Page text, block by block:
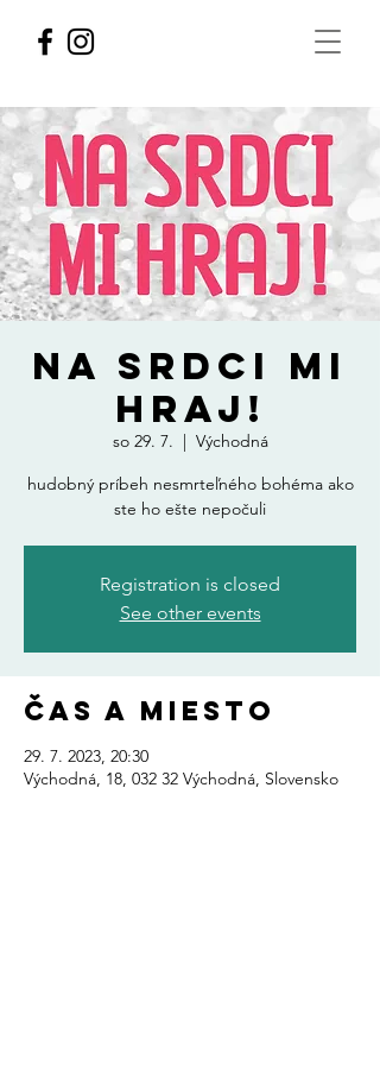
NA SRDCI MI
HRAJ!
so 29. 7.
  |
Východná
hudobný príbeh nesmrteľného bohéma ako
ste ho ešte nepočuli
Registration is closed
See other events
Čas a miesto
29. 7. 2023, 20:30
Východná, 18, 032 32 Východná, Slovensko